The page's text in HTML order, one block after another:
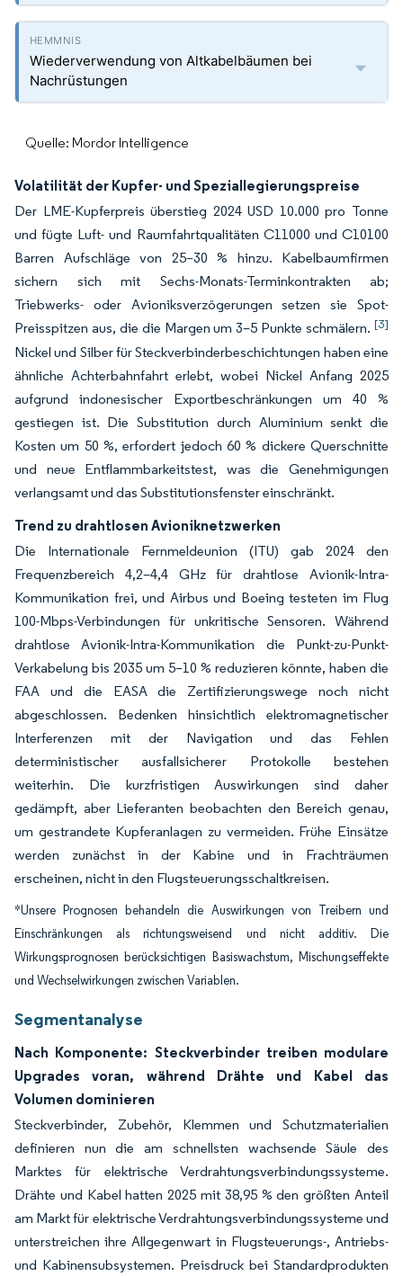
Wiederverwendung von Altkabelbäumen bei
Nachrüstungen
Quelle: Mordor Intelligence
Volatilität der Kupfer- und Speziallegierungspreise
Der LME-Kupferpreis überstieg 2024 USD 10.000 pro Tonne
und fügte Luft- und Raumfahrtqualitäten C11000 und C10100
Barren Aufschläge von 25–30 % hinzu. Kabelbaumfirmen
sichern sich mit Sechs-Monats-Terminkontrakten ab;
Triebwerks- oder Avioniksverzögerungen setzen sie Spot-
Preisspitzen aus, die die Margen um 3–5 Punkte schmälern. [3]
Nickel und Silber für Steckverbinderbeschichtungen haben eine
ähnliche Achterbahnfahrt erlebt, wobei Nickel Anfang 2025
aufgrund indonesischer Exportbeschränkungen um 40 %
gestiegen ist. Die Substitution durch Aluminium senkt die
Kosten um 50 %, erfordert jedoch 60 % dickere Querschnitte
und neue Entflammbarkeitstest, was die Genehmigungen
verlangsamt und das Substitutionsfenster einschränkt.
Trend zu drahtlosen Avioniknetzwerken
Die Internationale Fernmeldeunion (ITU) gab 2024 den
Frequenzbereich 4,2–4,4 GHz für drahtlose Avionik-Intra-
Kommunikation frei, und Airbus und Boeing testeten im Flug
100-Mbps-Verbindungen für unkritische Sensoren. Während
drahtlose Avionik-Intra-Kommunikation die Punkt-zu-Punkt-
Verkabelung bis 2035 um 5–10 % reduzieren könnte, haben die
FAA und die EASA die Zertifizierungswege noch nicht
abgeschlossen. Bedenken hinsichtlich elektromagnetischer
Interferenzen mit der Navigation und das Fehlen
deterministischer ausfallsicherer Protokolle bestehen
weiterhin. Die kurzfristigen Auswirkungen sind daher
gedämpft, aber Lieferanten beobachten den Bereich genau,
um gestrandete Kupferanlagen zu vermeiden. Frühe Einsätze
werden zunächst in der Kabine und in Frachträumen
erscheinen, nicht in den Flugsteuerungsschaltkreisen.
*Unsere Prognosen behandeln die Auswirkungen von Treibern und
Einschränkungen als richtungsweisend und nicht additiv. Die
Wirkungsprognosen berücksichtigen Basiswachstum, Mischungseffekte
und Wechselwirkungen zwischen Variablen.
Segmentanalyse
Nach Komponente: Steckverbinder treiben modulare
Upgrades voran, während Drähte und Kabel das
Volumen dominieren
Steckverbinder, Zubehör, Klemmen und Schutzmaterialien
definieren nun die am schnellsten wachsende Säule des
Marktes für elektrische Verdrahtungsverbindungssysteme.
Drähte und Kabel hatten 2025 mit 38,95 % den größten Anteil
am Markt für elektrische Verdrahtungsverbindungssysteme und
unterstreichen ihre Allgegenwart in Flugsteuerungs-, Antriebs-
und Kabinensubsystemen. Preisdruck bei Standardprodukten